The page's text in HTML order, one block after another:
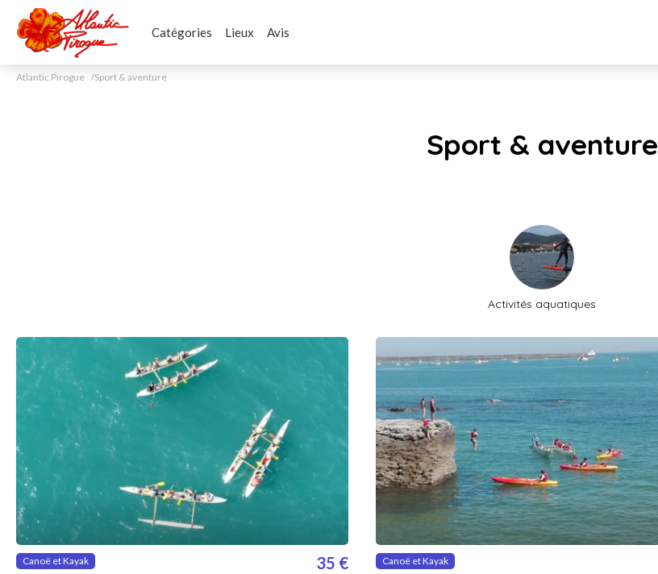
Catégories Lieux Avis
Atlantic Pirogue Sport & aventure
Sport & aventure
Activités aquatiques
Canoë et Kayak 35 € Canoë et Kayak